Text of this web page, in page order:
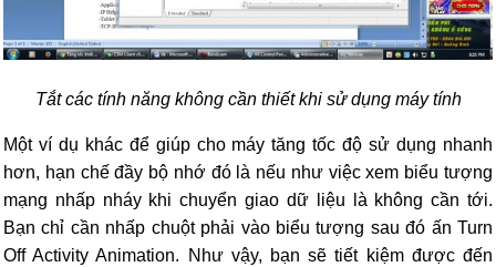
Tắt các tính năng không cần thiết khi sử dụng máy tính
Một ví dụ khác để giúp cho máy tăng tốc độ sử dụng nhanh
hơn, hạn chế đầy bộ nhớ đó là nếu như việc xem biểu tượng
mạng nhấp nháy khi chuyển giao dữ liệu là không cần tới.
Bạn chỉ cần nhấp chuột phải vào biểu tượng sau đó ấn Turn
Off Activity Animation. Như vậy, bạn sẽ tiết kiệm được đến